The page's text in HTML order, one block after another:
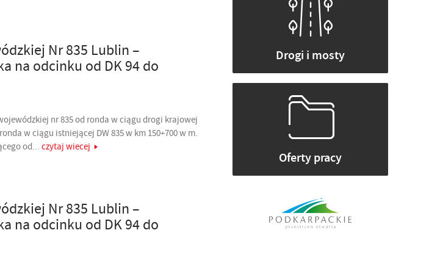
Nr 835 Lublin –
na odcinku od DK 94 do
nr 835 od ronda w ciągu drogi krajowej
w ciągu istniejącej DW 835 w km 150+700 w m.
od...czytaj wiecej
Nr 835 Lublin –
na odcinku od DK 94 do
Drogi i mosty
Oferty pracy